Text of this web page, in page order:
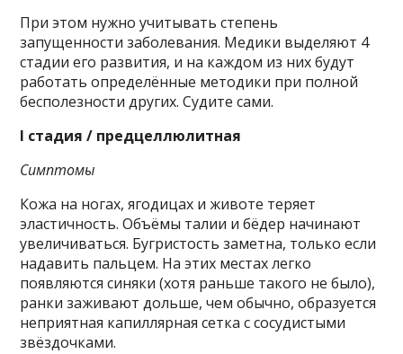
При этом нужно учитывать степень
запущенности заболевания. Медики выделяют 4
стадии его развития, и на каждом из них будут
работать определённые методики при полной
бесполезности других. Судите сами.
I стадия / предцеллюлитная
Симптомы
Кожа на ногах, ягодицах и животе теряет
эластичность. Объёмы талии и бёдер начинают
увеличиваться. Бугристость заметна, только если
надавить пальцем. На этих местах легко
появляются синяки (хотя раньше такого не было),
ранки заживают дольше, чем обычно, образуется
неприятная капиллярная сетка с сосудистыми
звёздочками.